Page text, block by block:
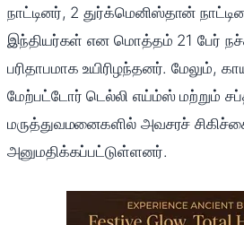
நாட்டினர், 2 துர்க்மெனிஸ்தான்
இந்தியர்கள் என மொத்தம் 21 பேர்
பரிதாபமாக உயிரிழந்தனர். மேலும்,
மேற்பட்டோர் டெல்லி எய்ம்ஸ் மற்றும்
மருத்துவமனைகளில் அவசரச்
அனுமதிக்கப்பட்டுள்ளனர்.